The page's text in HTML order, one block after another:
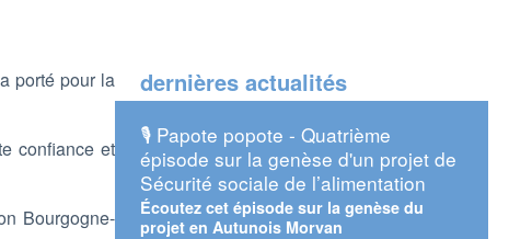
porté pour la
confiance et
Bourgogne-
dernières actualités
🎙️ Papote popote - Quatrième
épisode sur la genèse d'un projet de
Sécurité sociale de l’alimentation
Écoutez cet épisode sur la genèse du
projet en Autunois Morvan
📅 Assises
transition
Retrouvez Alterre et
du Conseil régional !